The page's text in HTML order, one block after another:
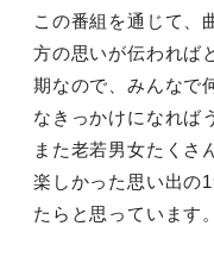
この番組を通じて、
⽅の思いが伝われば
期なので、みんなで
なきっかけになれば
また⽼若男⼥たくさ
楽しかった思い出の
たらと思っています